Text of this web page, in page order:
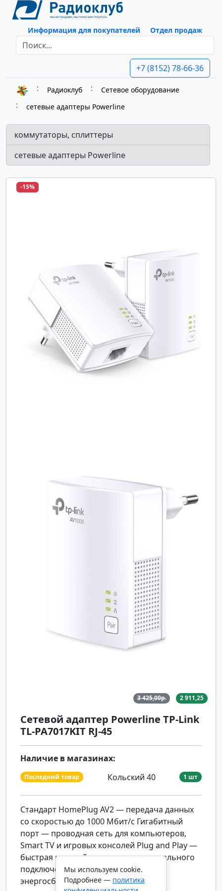
Информация для покупателей Отдел продаж
+7 (8152) 78-66-36
Радиоклуб
Сетевое оборудование
сетевые адаптеры Powerline
коммутаторы, сплиттеры
сетевые адаптеры Powerline
-15%
3 425,00р. 2 911,25
Сетевой адаптер Powerline TP-Link
TL-PA7017KIT RJ-45
Наличие в магазинах:
Последний товар Кольский 40 1 шт
Стандарт HomePlug AV2 — передача данных
со скоростью до 1000 Мбит/с Гигабитный
порт — проводная сеть для компьютеров,
Smart TV и игровых консолей Plug and Play —
быстрая настройка сети для моментального
подключения к сети Режим
энергосбережения — сокращает
Мы используем cookie.
Подробнее — политика